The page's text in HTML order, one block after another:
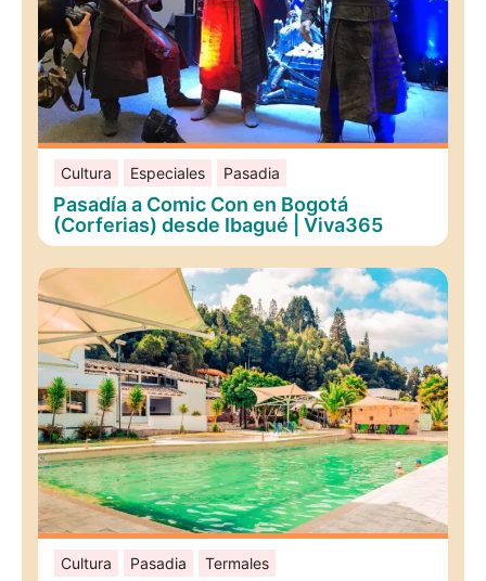
Cultura Especiales Pasadia
Pasadía a Comic Con en Bogotá
(Corferias) desde Ibagué | Viva365
Cultura Pasadia Termales